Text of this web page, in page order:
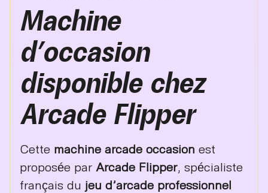
Machine
d’occasion
disponible chez
Arcade Flipper
Cette machine arcade occasion est
proposée par Arcade Flipper, spécialiste
français du jeu d’arcade professionnel